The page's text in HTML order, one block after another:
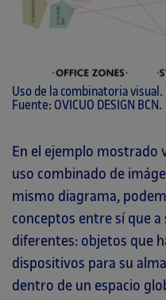
Uso de la combinatoria visual.
Fuente: OVICUO DESIGN BCN.
En el ejemplo mostrado
uso combinado de
mismo diagrama,
conceptos entre sí que a
diferentes: objetos que
dispositivos para su
dentro de un espacio